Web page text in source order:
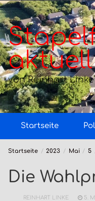
Zum
Inhalt
springen
aktuell
von Reinhart Linke
Startseite
Startseite 2023 Mai 5
Die
REINHART LINKE 5.